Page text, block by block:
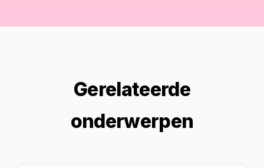
Gerelateerde
onderwerpen